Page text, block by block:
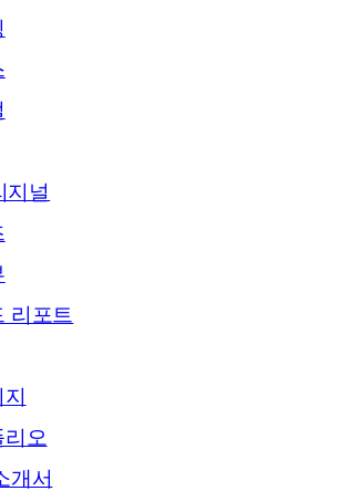
지널
리포트
오
개서